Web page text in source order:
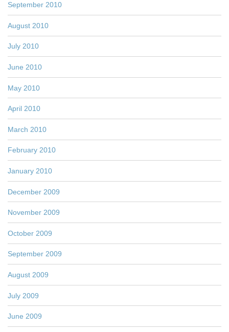
September 2010
August 2010
July 2010
June 2010
May 2010
April 2010
March 2010
February 2010
January 2010
December 2009
November 2009
October 2009
September 2009
August 2009
July 2009
June 2009